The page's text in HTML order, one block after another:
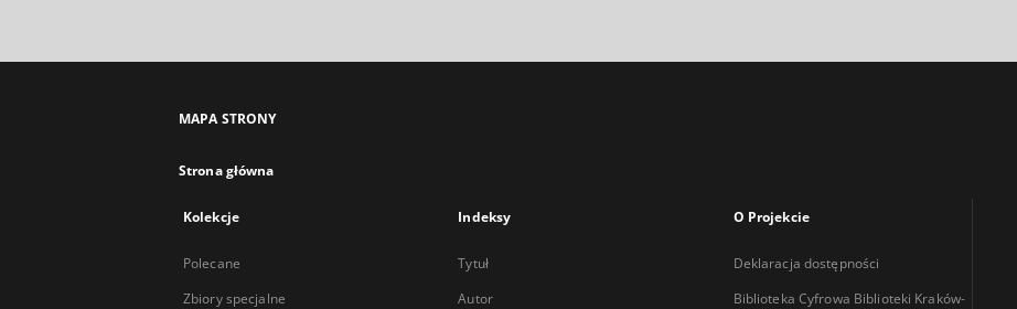
MAPA STRONY
Strona główna
Kolekcje
Polecane
Zbiory specjalne
Indeksy
Tytuł
Autor
O Projekcie
Deklaracja dostępności
Biblioteka Cyfrowa Biblioteki Kraków-